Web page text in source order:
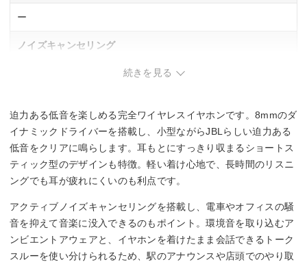
ー
ノイズキャンセリング
◯
連続再生時間
約11時間(ANCオフ時)
防水・防塵性能
IP55
続きを見る
迫力ある低音を楽しめる完全ワイヤレスイヤホンです。8mmのダ
イナミックドライバーを搭載し、小型ながらJBLらしい迫力ある
低音をクリアに鳴らします。耳もとにすっきり収まるショートス
ティック型のデザインも特徴。軽い着け心地で、長時間のリスニ
ングでも耳が疲れにくいのも利点です。
アクティブノイズキャンセリングを搭載し、電車やオフィスの騒
音を抑えて音楽に没入できるのもポイント。環境音を取り込むア
ンビエントアウェアと、イヤホンを着けたまま会話できるトーク
スルーを使い分けられるため、駅のアナウンスや店頭でのやり取